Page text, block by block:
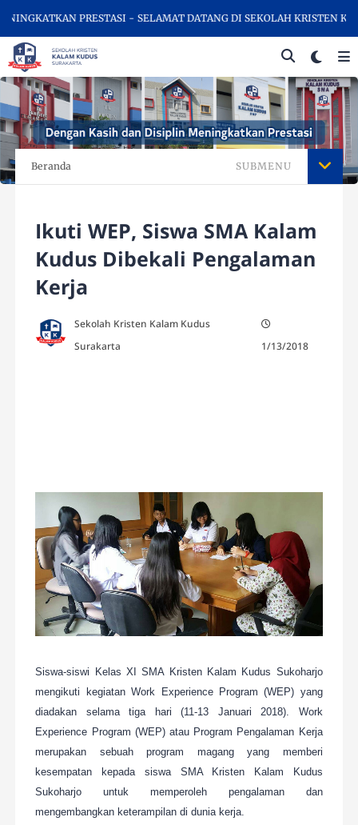
PRESTASI - SELAMAT DATANG DI SEKOLAH KRISTEN
Beranda SUBMENU
Ikuti WEP, Siswa SMA Kalam
Kudus Dibekali Pengalaman
Kerja
Sekolah Kristen Kalam Kudus
Surakarta
1/13/2018
Siswa-siswi Kelas XI SMA Kristen Kalam Kudus Sukoharjo
mengikuti kegiatan Work Experience Program (WEP) yang
diadakan selama tiga hari (11-13 Januari 2018). Work
Experience Program (WEP) atau Program Pengalaman Kerja
merupakan sebuah program magang yang memberi
kesempatan kepada siswa SMA Kristen Kalam Kudus
Sukoharjo untuk memperoleh pengalaman dan
mengembangkan keterampilan di dunia kerja.